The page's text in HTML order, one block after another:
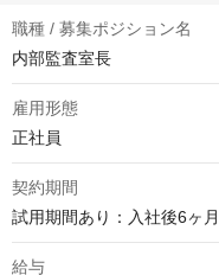
職種 / 募集ポジション名
内部監査室長
雇用形態
正社員
契約期間
試用期間あり：入社後6ヶ
給与